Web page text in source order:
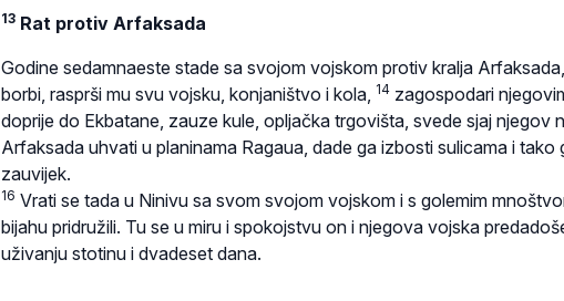
13 Rat protiv Arfaksada
Godine sedamnaeste stade sa svojom vojskom protiv kralja
borbi, rasprši mu svu vojsku, konjaništvo i kola, 14 zagospodari
doprije do Ekbatane, zauze kule, opljačka trgovišta, svede sjaj njegov
Arfaksada uhvati u planinama Ragaua, dade ga izbosti sulicama i tako
zauvijek.
16 Vrati se tada u Ninivu sa svom svojom vojskom i s golemim
bijahu pridružili. Tu se u miru i spokojstvu on i njegova vojska
uživanju stotinu i dvadeset dana.